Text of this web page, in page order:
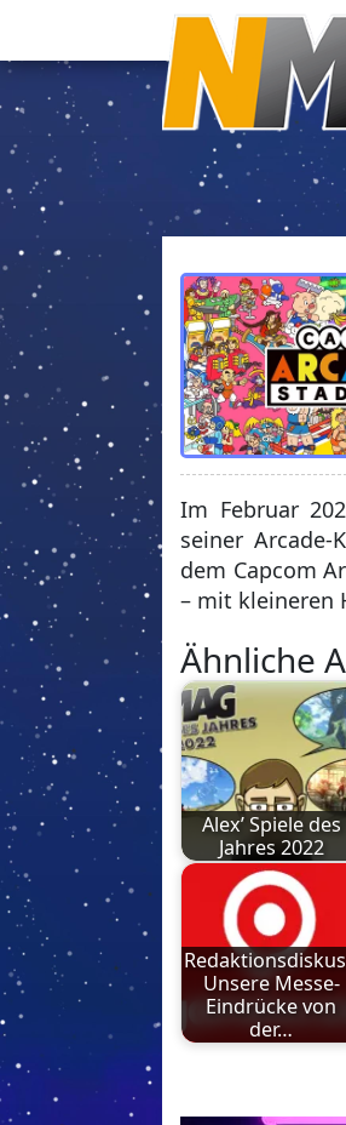
Im Februar
seiner
dem Capcom
– mit kleineren
Ähnliche
Alex’ Spiele des
Jahres 2022
Unsere Messe-
Eindrücke von
der…